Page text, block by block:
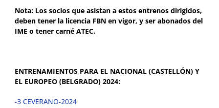
Nota: Los socios que asistan a estos entrenos dirigidos,
deben tener la licencia FBN en vigor, y ser abonados del
IME o tener carné ATEC.
ENTRENAMIENTOS PARA EL NACIONAL (CASTELLÓN) Y
EL EUROPEO (BELGRADO) 2024:
-3 CEVERANO-2024